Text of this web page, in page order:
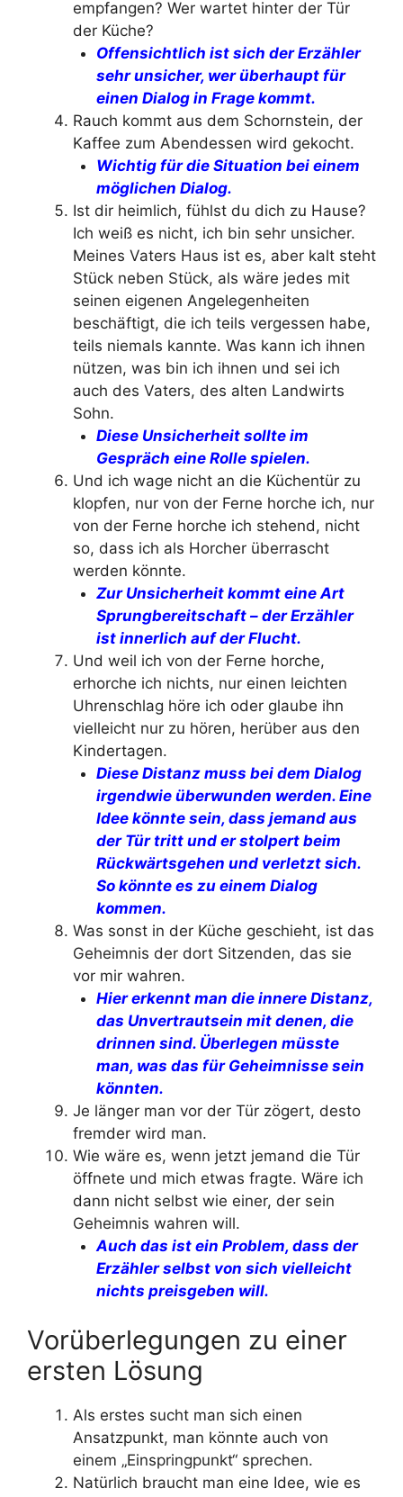
empfangen? Wer wartet hinter der Tür
der Küche?
Offensichtlich ist sich der Erzähler
sehr unsicher, wer überhaupt für
einen Dialog in Frage kommt.
Rauch kommt aus dem Schornstein, der
Kaffee zum Abendessen wird gekocht.
Wichtig für die Situation bei einem
möglichen Dialog.
Ist dir heimlich, fühlst du dich zu Hause?
Ich weiß es nicht, ich bin sehr unsicher.
Meines Vaters Haus ist es, aber kalt steht
Stück neben Stück, als wäre jedes mit
seinen eigenen Angelegenheiten
beschäftigt, die ich teils vergessen habe,
teils niemals kannte. Was kann ich ihnen
nützen, was bin ich ihnen und sei ich
auch des Vaters, des alten Landwirts
Sohn.
Diese Unsicherheit sollte im
Gespräch eine Rolle spielen.
Und ich wage nicht an die Küchentür zu
klopfen, nur von der Ferne horche ich, nur
von der Ferne horche ich stehend, nicht
so, dass ich als Horcher überrascht
werden könnte.
Zur Unsicherheit kommt eine Art
Sprungbereitschaft – der Erzähler
ist innerlich auf der Flucht.
Und weil ich von der Ferne horche,
erhorche ich nichts, nur einen leichten
Uhrenschlag höre ich oder glaube ihn
vielleicht nur zu hören, herüber aus den
Kindertagen.
Diese Distanz muss bei dem Dialog
irgendwie überwunden werden. Eine
Idee könnte sein, dass jemand aus
der Tür tritt und er stolpert beim
Rückwärtsgehen und verletzt sich.
So könnte es zu einem Dialog
kommen.
Was sonst in der Küche geschieht, ist das
Geheimnis der dort Sitzenden, das sie
vor mir wahren.
Hier erkennt man die innere Distanz,
das Unvertrautsein mit denen, die
drinnen sind. Überlegen müsste
man, was das für Geheimnisse sein
könnten.
Je länger man vor der Tür zögert, desto
fremder wird man.
Wie wäre es, wenn jetzt jemand die Tür
öffnete und mich etwas fragte. Wäre ich
dann nicht selbst wie einer, der sein
Geheimnis wahren will.
Auch das ist ein Problem, dass der
Erzähler selbst von sich vielleicht
nichts preisgeben will.
Vorüberlegungen zu einer
ersten Lösung
Als erstes sucht man sich einen
Ansatzpunkt, man könnte auch von
einem „Einspringpunkt“ sprechen.
Natürlich braucht man eine Idee, wie es